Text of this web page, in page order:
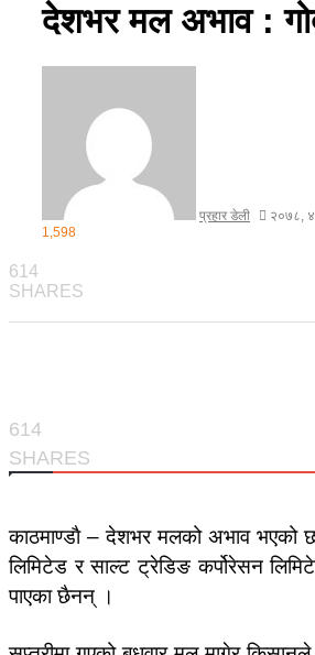
देशभर मल अभाव :
प्रहार डेली
२०७८,
1,598
614
SHARES
614
SHARES
काठमाण्डाै – देशभर मलको अभाव भएको
लिमिटेड र साल्ट ट्रेडिङ कर्पोरेसन
पाएका छैनन् ।